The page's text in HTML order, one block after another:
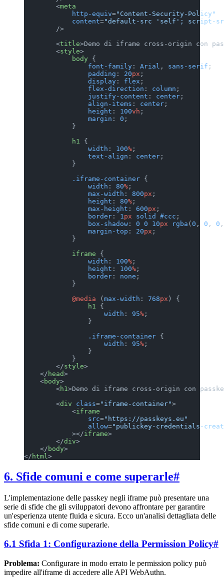
        <
meta
            http-equiv
="Content-Security-Policy"
            content
="default-src 'self'; script-
        />
        <
title>Demo di iframe cross-origin con
        <
style>
            body
{
                font-family
: Arial , sans-serif ;
                padding
: 20px ;
                display
: flex ;
                flex-direction
: column ;
                justify-content
: center ;
                align-items
: center ;
                height
: 100vh ;
                margin
: 0 ;
            }
            h1
{
                width
: 100% ;
                text-align
: center ;
            }
            .iframe-container
{
                width
: 80% ;
                max-width
: 800px ;
                height
: 80% ;
                max-height
: 600px ;
                border
: 1 px solid #ccc ;
                box-shadow
: 0 0 10px rgba (0 , 0 , 0
                margin-top
: 20px ;
            }
            iframe
{
                width
: 100% ;
                height
: 100% ;
                border
: none ;
            }
            @media
(max-width : 768px ) {
                h1
{
                    width
: 95% ;
                }
                .iframe-container
{
                    width
: 95% ;
                }
            }
        </
style>
    </
head>
    <
body>
        <
h1 >Demo di iframe cross-origin con
        <
div class="iframe-container">
            <
iframe
                src
="https://passkeys.eu"
                allow
="publickey-credentials-
            ></
iframe>
        </
div>
    </
body>
</ html >
6. Sfide comuni e come superarle#
L'implementazione delle passkey negli iframe può presentare una
serie di sfide che gli sviluppatori devono affrontare per garantire
un'esperienza utente fluida e sicura. Ecco un'analisi dettagliata delle
sfide comuni e di come superarle.
6.1 Sfida 1: Configurazione della Permission Policy#
Problema: Configurare in modo errato le permission policy può
impedire all'iframe di accedere alle API WebAuthn.